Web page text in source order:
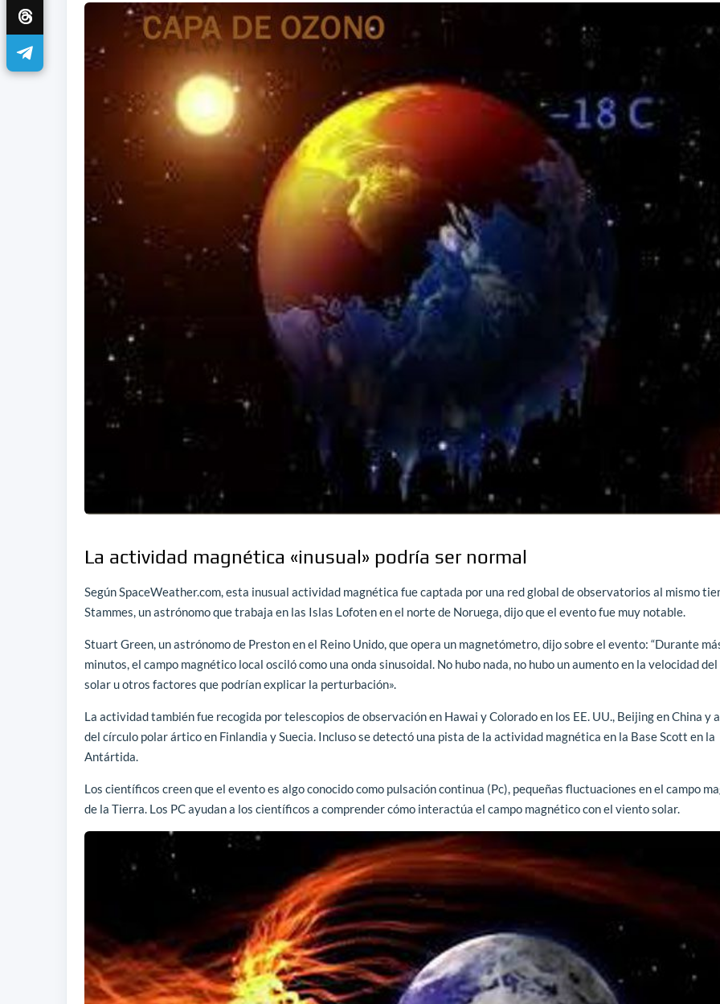
La actividad magnética «inusual» podría ser normal
Según SpaceWeather.com, esta inusual actividad magnética fue captada por una red global de observatorios al mismo
Stammes, un astrónomo que trabaja en las Islas Lofoten en el norte de Noruega, dijo que el evento fue muy notable.
Stuart Green, un astrónomo de Preston en el Reino Unido, que opera un magnetómetro, dijo sobre el evento: “Durante
minutos, el campo magnético local osciló como una onda sinusoidal. No hubo nada, no hubo un aumento en la velocidad
solar u otros factores que podrían explicar la perturbación».
La actividad también fue recogida por telescopios de observación en Hawai y Colorado en los EE. UU., Beijing en China y
del círculo polar ártico en Finlandia y Suecia. Incluso se detectó una pista de la actividad magnética en la Base Scott en la
Antártida.
Los científicos creen que el evento es algo conocido como pulsación continua (Pc), pequeñas fluctuaciones en el campo
de la Tierra. Los PC ayudan a los científicos a comprender cómo interactúa el campo magnético con el viento solar.